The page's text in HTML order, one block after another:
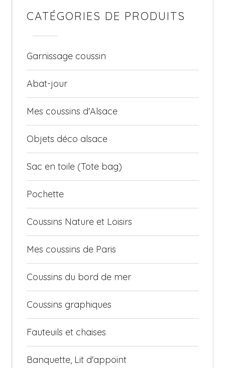
CATÉGORIES DE PRODUITS
Garnissage coussin
Abat-jour
Mes coussins d'Alsace
Objets déco alsace
Sac en toile (Tote bag)
Pochette
Coussins Nature et Loisirs
Mes coussins de Paris
Coussins du bord de mer
Coussins graphiques
Fauteuils et chaises
Banquette, Lit d'appoint